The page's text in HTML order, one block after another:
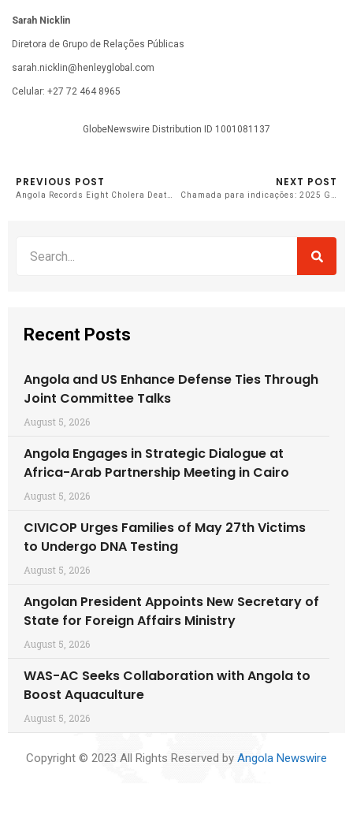
Sarah Nicklin
Diretora de Grupo de Relações Públicas
sarah.nicklin@henleyglobal.com
Celular: +27 72 464 8965
GlobeNewswire Distribution ID 1001081137
PREVIOUS POST
Angola Records Eight Cholera Deaths in 24 Hours
NEXT POST
Chamada para indicações: 2025 Global Citizen Award
Recent Posts
Angola and US Enhance Defense Ties Through
Joint Committee Talks
August 5, 2026
Angola Engages in Strategic Dialogue at
Africa-Arab Partnership Meeting in Cairo
August 5, 2026
CIVICOP Urges Families of May 27th Victims
to Undergo DNA Testing
August 5, 2026
Angolan President Appoints New Secretary of
State for Foreign Affairs Ministry
August 5, 2026
WAS-AC Seeks Collaboration with Angola to
Boost Aquaculture
August 5, 2026
Copyright © 2023 All Rights Reserved by Angola Newswire